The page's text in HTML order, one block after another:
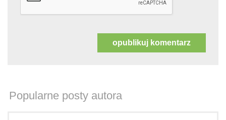
Popularne posty autora